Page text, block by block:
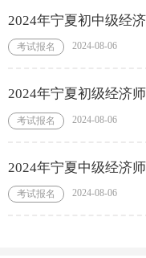
2024年宁夏初中级经
考试报名 2024-08-06
2024年宁夏初级经济
考试报名 2024-08-06
2024年宁夏中级经济
考试报名 2024-08-06